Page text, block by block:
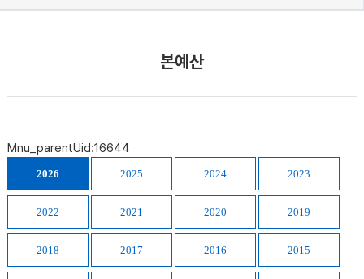
본예산
Mnu_parentUid:16644
2026 2025 2024 2023
2022 2021 2020 2019
2018 2017 2016 2015